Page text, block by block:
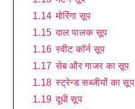
1.14 मोरिंगा सूप
1.15 दाल पालक सूप
1.16 स्वीट कॉर्न सूप
1.17 सेब और गाजर का सूप
1.18 स्ट्रेन्ड सब्जीयों का सूप
1.19 दूधी सूप